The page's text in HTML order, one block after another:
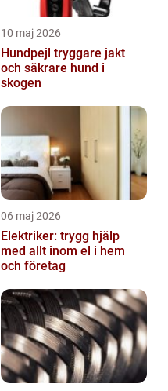
10 maj 2026
Hundpejl tryggare jakt
och säkrare hund i
skogen
06 maj 2026
Elektriker: trygg hjälp
med allt inom el i hem
och företag